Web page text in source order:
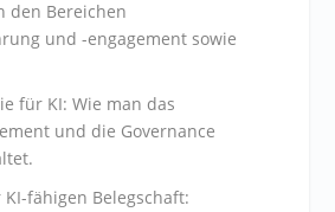
den Bereichen
und -engagement sowie
für KI: Wie man das
und die Governance
fähigen Belegschaft: